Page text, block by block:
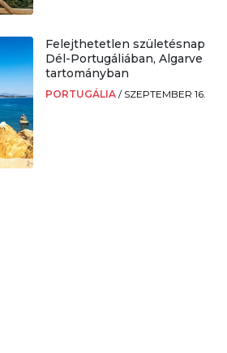
Felejthetetlen születésnap
Dél-Portugáliában, Algarve
tartományban
PORTUGÁLIA / SZEPTEMBER 16.